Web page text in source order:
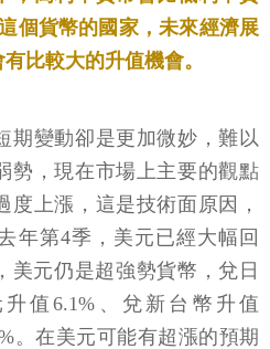
個貨幣的國家，未來經濟展
比較大的升值機會。
期變動卻是更加微妙，難以
勢，現在市場上主要的觀點
度上漲，這是技術面原因，
年第4季，美元已經大幅回
美元仍是超強勢貨幣，兌日
值6.1%、兌新台幣升值
。在美元可能有超漲的預期